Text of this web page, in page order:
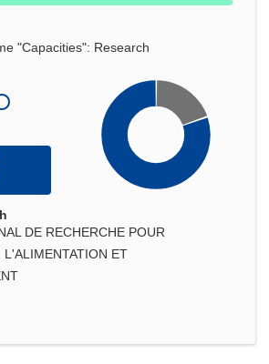
"Capacities": Research
DE RECHERCHE POUR
L'ALIMENTATION ET